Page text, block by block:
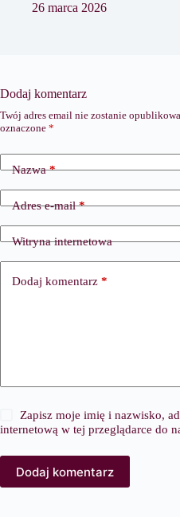
26 marca 2026
Dodaj komentarz
Twój adres email nie zostanie
oznaczone *
Nazwa*
Adres e-mail*
Witryna internetowa
Dodaj komentarz *
Zapisz moje imię i nazwisko,
internetową w tej przeglądarce do
Dodaj komentarz